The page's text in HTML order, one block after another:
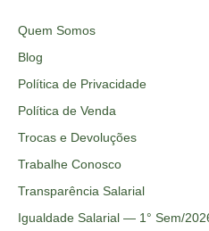
Quem Somos
Blog
Política de Privacidade
Política de Venda
Trocas e Devoluções
Trabalhe Conosco
Transparência Salarial
Igualdade Salarial — 1° Sem/